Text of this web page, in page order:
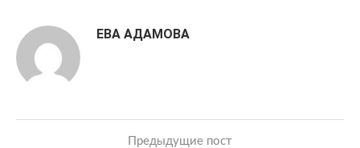
ЕВА АДАМОВА
Предыдущие пост